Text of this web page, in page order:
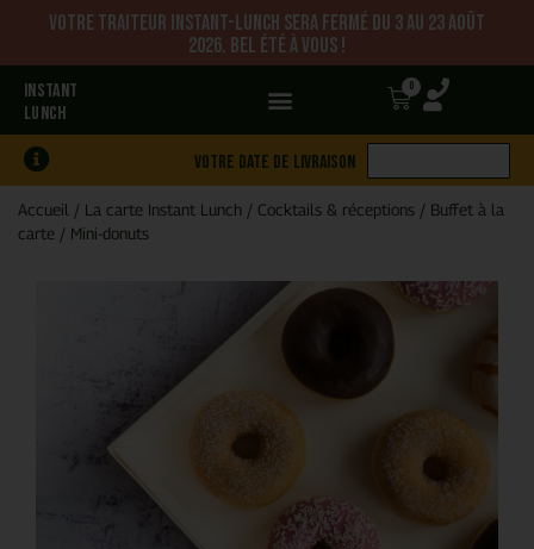
Votre traiteur Instant-Lunch sera fermé du 3 au 23 août
2026. Bel été à vous !
INSTANT
LUNCH
0
Votre date de livraison
Accueil / La carte Instant Lunch / Cocktails & réceptions / Buffet à la
carte / Mini-donuts